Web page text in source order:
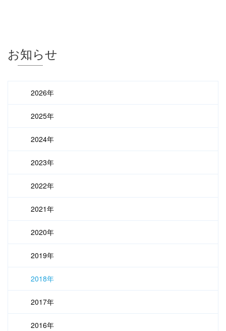
お知らせ
2026年
2025年
2024年
2023年
2022年
2021年
2020年
2019年
2018年
2017年
2016年